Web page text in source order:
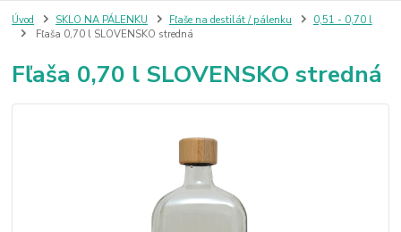
Úvod SKLO NA PÁLENKU Fľaše na destilát / pálenku
0,51 - 0,70 l
Fľaša 0,70 l SLOVENSKO stredná
Fľaša 0,70 l SLOVENSKO stredná